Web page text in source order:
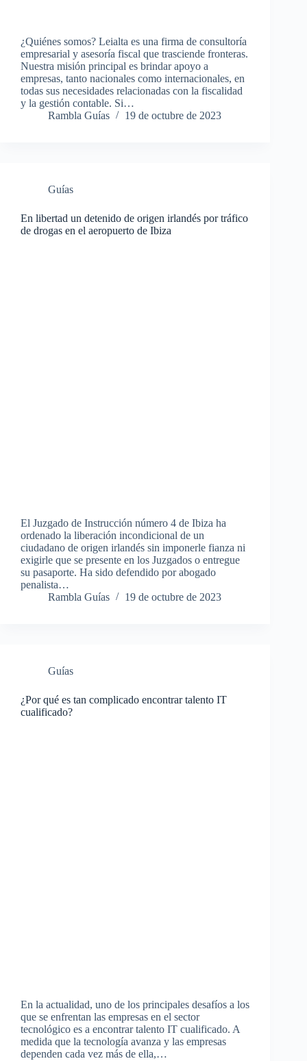
¿Quiénes somos? Leialta es una firma de consultoría
empresarial y asesoría fiscal que trasciende fronteras.
Nuestra misión principal es brindar apoyo a
empresas, tanto nacionales como internacionales, en
todas sus necesidades relacionadas con la fiscalidad
y la gestión contable. Si…
Rambla Guías
19 de octubre de 2023
Guías
En libertad un detenido de origen irlandés por tráfico
de drogas en el aeropuerto de Ibiza
El Juzgado de Instrucción número 4 de Ibiza ha
ordenado la liberación incondicional de un
ciudadano de origen irlandés sin imponerle fianza ni
exigirle que se presente en los Juzgados o entregue
su pasaporte. Ha sido defendido por abogado
penalista…
Rambla Guías
19 de octubre de 2023
Guías
¿Por qué es tan complicado encontrar talento IT
cualificado?
En la actualidad, uno de los principales desafíos a los
que se enfrentan las empresas en el sector
tecnológico es a encontrar talento IT cualificado. A
medida que la tecnología avanza y las empresas
dependen cada vez más de ella,…